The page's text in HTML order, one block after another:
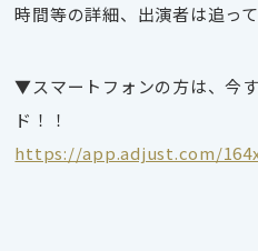
時間等の詳細、出演者は追っ
▼スマートフォンの方は、今
ド！！
https://app.adjust.com/